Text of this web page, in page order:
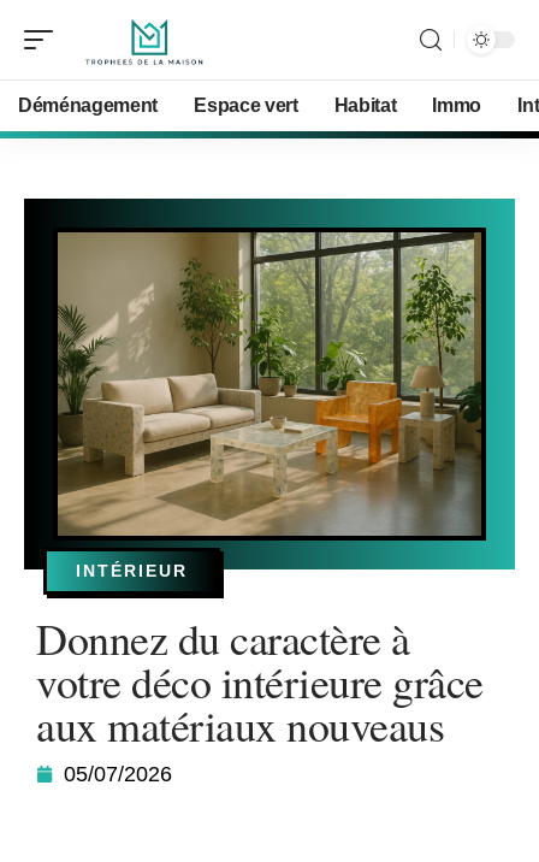
Déménagement Espace vert Habitat Immo
INTÉRIEUR
Donnez du caractère à
votre déco intérieure grâce
aux matériaux nouveaus
05/07/2026